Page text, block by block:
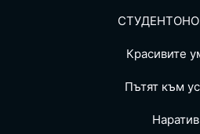
Красивите
Пътят към
Наратив